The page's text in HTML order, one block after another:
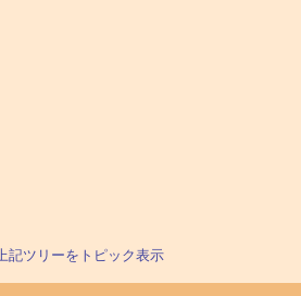
上記ツリーをトピック表示